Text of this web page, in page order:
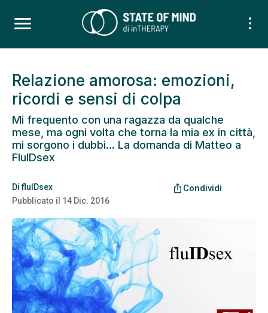
Relazione amorosa: emozioni,
ricordi e sensi di colpa
Mi frequento con una ragazza da qualche
mese, ma ogni volta che torna la mia ex in città,
mi sorgono i dubbi... La domanda di Matteo a
FluIDsex
DifluIDsex
Pubblicato il 14 Dic. 2016
ios_share Condividi